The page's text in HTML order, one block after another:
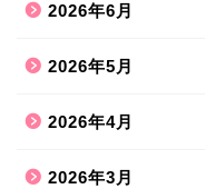
2026年6月
2026年5月
2026年4月
2026年3月